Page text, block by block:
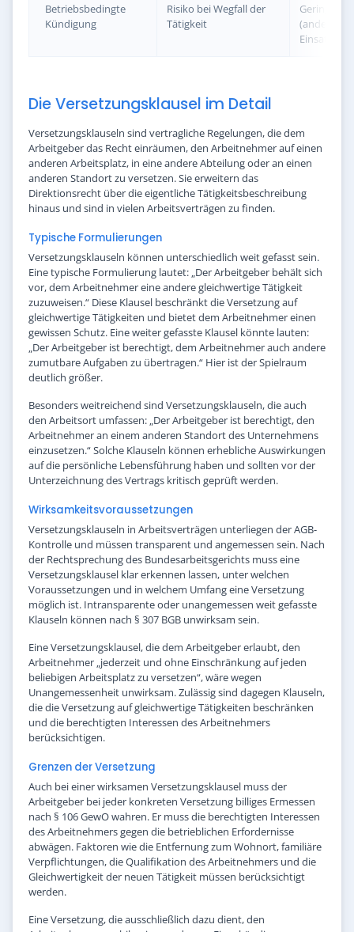
Betriebsbedingte
Kündigung
Risiko bei Wegfall der
Tätigkeit
Geringeres
(andere
Die Versetzungsklausel im Detail
Versetzungsklauseln sind vertragliche Regelungen, die dem
Arbeitgeber das Recht einräumen, den Arbeitnehmer auf einen
anderen Arbeitsplatz, in eine andere Abteilung oder an einen
anderen Standort zu versetzen. Sie erweitern das
Direktionsrecht über die eigentliche Tätigkeitsbeschreibung
hinaus und sind in vielen Arbeitsverträgen zu finden.
Typische Formulierungen
Versetzungsklauseln können unterschiedlich weit gefasst sein.
Eine typische Formulierung lautet: „Der Arbeitgeber behält sich
vor, dem Arbeitnehmer eine andere gleichwertige Tätigkeit
zuzuweisen.“ Diese Klausel beschränkt die Versetzung auf
gleichwertige Tätigkeiten und bietet dem Arbeitnehmer einen
gewissen Schutz. Eine weiter gefasste Klausel könnte lauten:
„Der Arbeitgeber ist berechtigt, dem Arbeitnehmer auch andere
zumutbare Aufgaben zu übertragen.“ Hier ist der Spielraum
deutlich größer.
Besonders weitreichend sind Versetzungsklauseln, die auch
den Arbeitsort umfassen: „Der Arbeitgeber ist berechtigt, den
Arbeitnehmer an einem anderen Standort des Unternehmens
einzusetzen.“ Solche Klauseln können erhebliche Auswirkungen
auf die persönliche Lebensführung haben und sollten vor der
Unterzeichnung des Vertrags kritisch geprüft werden.
Wirksamkeitsvoraussetzungen
Versetzungsklauseln in Arbeitsverträgen unterliegen der AGB-
Kontrolle und müssen transparent und angemessen sein. Nach
der Rechtsprechung des Bundesarbeitsgerichts muss eine
Versetzungsklausel klar erkennen lassen, unter welchen
Voraussetzungen und in welchem Umfang eine Versetzung
möglich ist. Intransparente oder unangemessen weit gefasste
Klauseln können nach § 307 BGB unwirksam sein.
Eine Versetzungsklausel, die dem Arbeitgeber erlaubt, den
Arbeitnehmer „jederzeit und ohne Einschränkung auf jeden
beliebigen Arbeitsplatz zu versetzen“, wäre wegen
Unangemessenheit unwirksam. Zulässig sind dagegen Klauseln,
die die Versetzung auf gleichwertige Tätigkeiten beschränken
und die berechtigten Interessen des Arbeitnehmers
berücksichtigen.
Grenzen der Versetzung
Auch bei einer wirksamen Versetzungsklausel muss der
Arbeitgeber bei jeder konkreten Versetzung billiges Ermessen
nach § 106 GewO wahren. Er muss die berechtigten Interessen
des Arbeitnehmers gegen die betrieblichen Erfordernisse
abwägen. Faktoren wie die Entfernung zum Wohnort, familiäre
Verpflichtungen, die Qualifikation des Arbeitnehmers und die
Gleichwertigkeit der neuen Tätigkeit müssen berücksichtigt
werden.
Eine Versetzung, die ausschließlich dazu dient, den